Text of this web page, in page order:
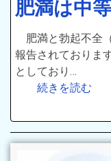
肥満は中
肥満と勃起不全
報告されておりま
としており…
続きを読む